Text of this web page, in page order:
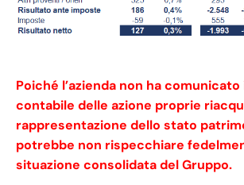
Poiché l’azienda non ha comunicato
contabile delle azione proprie
rappresentazione dello stato
potrebbe non rispecchiare
situazione consolidata del Gruppo.